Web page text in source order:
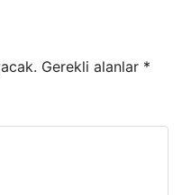
Gerekli alanlar *